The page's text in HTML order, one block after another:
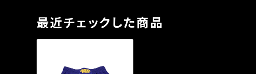
最近チェックした商品